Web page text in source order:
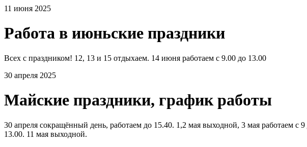
11 июня 2025
Работа в июньские праздники
Всех с праздником! 12, 13 и 15 отдыхаем. 14 июня работаем с 9.00 до 13.00
30 апреля 2025
Майские праздники, график работы
30 апреля сокращённый день, работаем до 15.40. 1,2 мая выходной, 3 мая работаем
13.00. 11 мая выходной.